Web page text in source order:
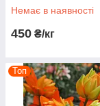
Немає в наявності
450 ₴/кг
Топ